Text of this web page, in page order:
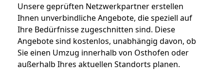
Unsere geprüften Netzwerkpartner erstellen
Ihnen unverbindliche Angebote, die speziell auf
Ihre Bedürfnisse zugeschnitten sind. Diese
Angebote sind kostenlos, unabhängig davon, ob
Sie einen Umzug innerhalb von Osthofen oder
außerhalb Ihres aktuellen Standorts planen.